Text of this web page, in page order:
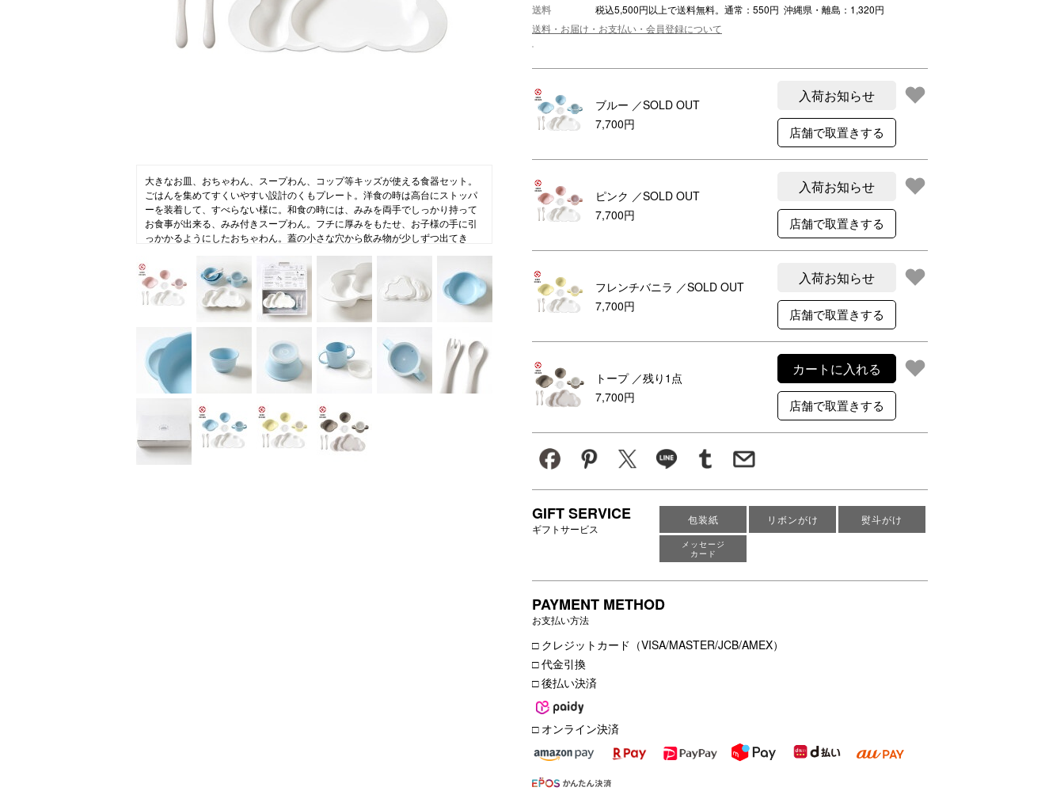
トラベル小物
ベビー・キッズアイテム more
ファッション
ギフトサービス
お問い合わせ
大きなお皿、おちゃわん、スープわん、コップ等キッズが使える食器セット。
ごはんを集めてすくいやすい設計のくもプレート。洋食の時は高台にストッパ
ーを装着して、すべらない様に。和食の時には、みみを両手でしっかり持って
お食事が出来る、みみ付きスープわん。フチに厚みをもたせ、お子様の手に引
っかかるようにしたおちゃわん。蓋の小さな穴から飲み物が少しずつ出てき
ンの付いた、7点セットです。抗菌・抗ウイルス・防カビ効果のある竹粉配合の
バイオマスプラスティック製。専用ボックス入りでお食い初めなどのお祝いに
おすすめです。
【10mois（ディモワ）】
フランス語で”10ヶ月”という意味。新しい命を心待ちにする大切な時間。その
十月十日を、心地よく幸せな気分で過ごして欲しい。そのためのお手伝いがで
きたらと願っています。誕生、成長、その一瞬一瞬が家族の宝物になりますよ
うに。
送料
税込5,500円以上で送料無料。通常：550円 沖縄県・離島：1,320円
送料・お届け・お支払い・会員登録について
ブルー ／SOLD OUT
7,700円
入荷お知らせ
ピンク ／SOLD OUT
7,700円
入荷お知らせ
フレンチバニラ ／SOLD OUT
7,700円
入荷お知らせ
トープ ／残り1点
7,700円
カートに入れる
GIFT SERVICE
ギフトサービス
包装紙 リボンがけ 熨斗がけ
メッセージ
カード
PAYMENT METHOD
お支払い方法
□ クレジットカード（VISA/MASTER/JCB/AMEX）
□ 代金引換
□ 後払い決済
□ オンライン決済